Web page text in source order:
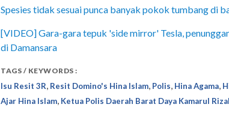
Spesies tidak sesuai punca banyak pokok tumbang di
[VIDEO] Gara-gara tepuk 'side mirror' Tesla,
di Damansara
TAGS / KEYWORDS :
Isu Resit 3R, Resit Domino's Hina Islam, Polis, Hina Agama,
Ajar Hina Islam, Ketua Polis Daerah Barat Daya Kamarul